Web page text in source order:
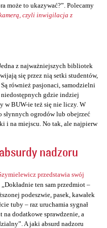
może to ukazywać?”. Polecamy
czyli inwigilacja z
z najważniejszych bibliotek
się przez nią setki studentów,
również pasjonaci, samodzielni
gdzie indziej
w BUW-ie też się nie liczy. W
ogrodów lub obejrzeć
i na miejscu. No tak, ale najpierw
nadzoru
przedstawia swój
„Dokładnie ten sam przedmiot –
podeszwie, pasek, kawałek
tuby – raz uruchamia sygnał
na dodatkowe sprawdzenie, a
A jaki absurd nadzoru